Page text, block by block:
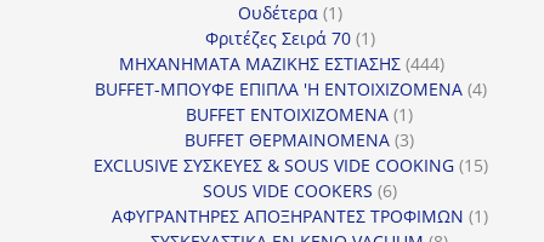
Ουδέτερα 11
προϊόν
Φριτέζες Σειρά 70 11
προϊόν
ΜΗΧΑΝΗΜΑΤΑ ΜΑΖΙΚΗΣ ΕΣΤΙΑΣΗΣ 444444
προϊόντα
BUFFET-ΜΠΟΥΦΕ ΕΠΙΠΛΑ 'Η ΕΝΤΟΙΧΙΖΟΜΕΝΑ 44
BUFFET ΕΝΤΟΙΧΙΖΟΜΕΝΑ 11
προϊόν
BUFFET ΘΕΡΜΑΙΝΟΜΕΝΑ 33
προϊόντα
EXCLUSIVE ΣΥΣΚΕΥΕΣ & SOUS VIDE COOKING 1515
SOUS VIDE COOKERS 66
προϊόντα
ΑΦΥΓΡΑΝΤΗΡΕΣ ΑΠΟΞΗΡΑΝΤΕΣ ΤΡΟΦΙΜΩΝ 11